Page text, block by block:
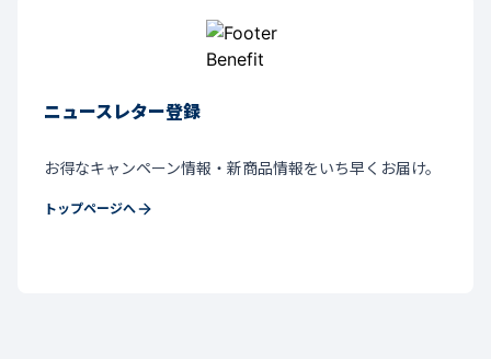
ニュースレター登録
お得なキャンペーン情報・新商品情報をいち早くお届け。
トップページへ